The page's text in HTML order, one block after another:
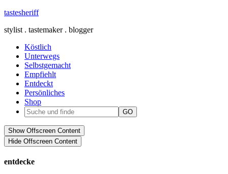
tastesheriff
stylist . tastemaker . blogger
Köstlich
Unterwegs
Selbstgemacht
Empfiehlt
Entdeckt
Persönliches
Shop
Show Offscreen Content
Hide Offscreen Content
entdecke